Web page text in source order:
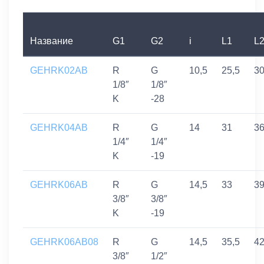
Название G1 G2 i L1 L2
GEHRK02AB
R
1/8″
K
G
1/8″
-28
10,5 25,5 30
GEHRK04AB
R
1/4″
K
G
1/4″
-19
14 31 36
GEHRK06AB
R
3/8″
K
G
3/8″
-19
14,5 33
GEHRK06AB08
R
3/8″
G
1/2″
14,5 35,5